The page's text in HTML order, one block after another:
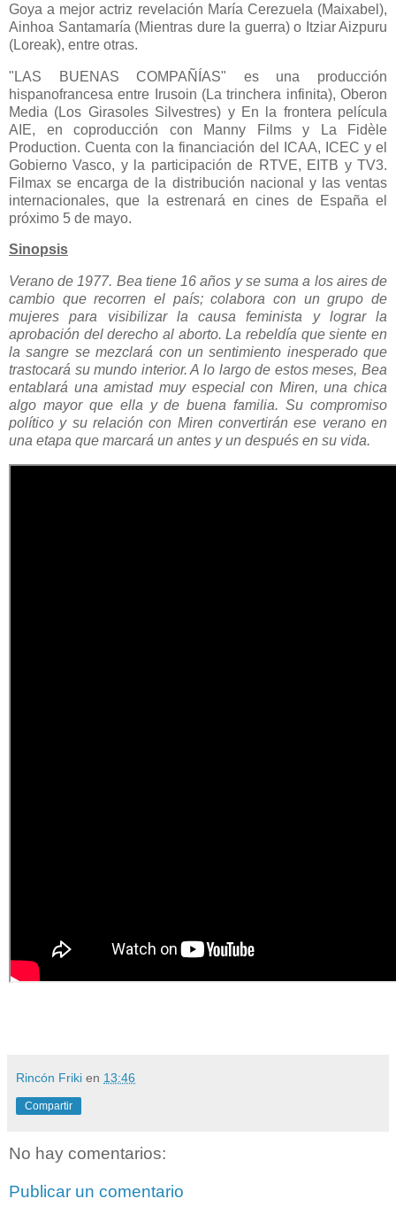
Goya a mejor actriz revelación María Cerezuela (Maixabel),
Ainhoa Santamaría (Mientras dure la guerra) o Itziar Aizpuru
(Loreak), entre otras.
"LAS BUENAS COMPAÑÍAS" es una producción
hispanofrancesa entre Irusoin (La trinchera infinita), Oberon
Media (Los Girasoles Silvestres) y En la frontera película
AIE, en coproducción con Manny Films y La Fidèle
Production. Cuenta con la financiación del ICAA, ICEC y el
Gobierno Vasco, y la participación de RTVE, EITB y TV3.
Filmax se encarga de la distribución nacional y las ventas
internacionales, que la estrenará en cines de España el
próximo 5 de mayo.
Sinopsis
Verano de 1977. Bea tiene 16 años y se suma a los aires de
cambio que recorren el país; colabora con un grupo de
mujeres para visibilizar la causa feminista y lograr la
aprobación del derecho al aborto. La rebeldía que siente en
la sangre se mezclará con un sentimiento inesperado que
trastocará su mundo interior. A lo largo de estos meses, Bea
entablará una amistad muy especial con Miren, una chica
algo mayor que ella y de buena familia. Su compromiso
político y su relación con Miren convertirán ese verano en
una etapa que marcará un antes y un después en su vida.
Rincón Friki en 13:46
Compartir
No hay comentarios:
Publicar un comentario